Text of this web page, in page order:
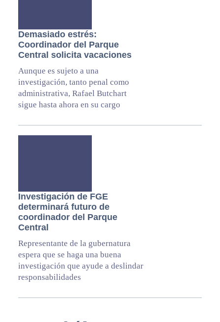
Demasiado estrés:
Coordinador del Parque
Central solicita vacaciones
Aunque es sujeto a una
investigación, tanto penal como
administrativa, Rafael Butchart
sigue hasta ahora en su cargo
Investigación de FGE
determinará futuro de
coordinador del Parque
Central
Representante de la gubernatura
espera que se haga una buena
investigación que ayude a deslindar
responsabilidades